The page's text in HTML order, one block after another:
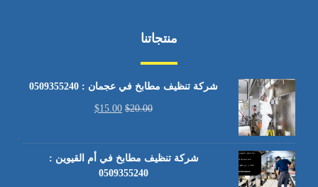
منتجاتنا
شركة تنظيف مطابخ في عجمان : 0509355240
$20.00
$15.00
شركة تنظيف مطابخ في أم القيوين :
0509355240